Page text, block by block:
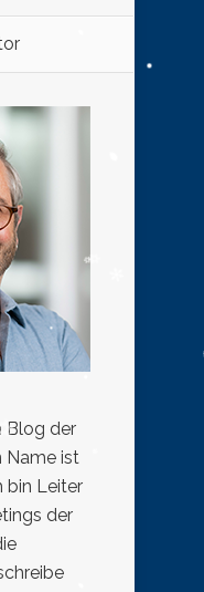
Blog der
Name ist
bin Leiter
der